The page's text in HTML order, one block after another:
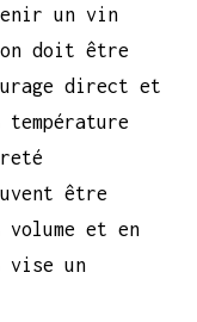
un vin
doit être
direct et
être
et en
vise un